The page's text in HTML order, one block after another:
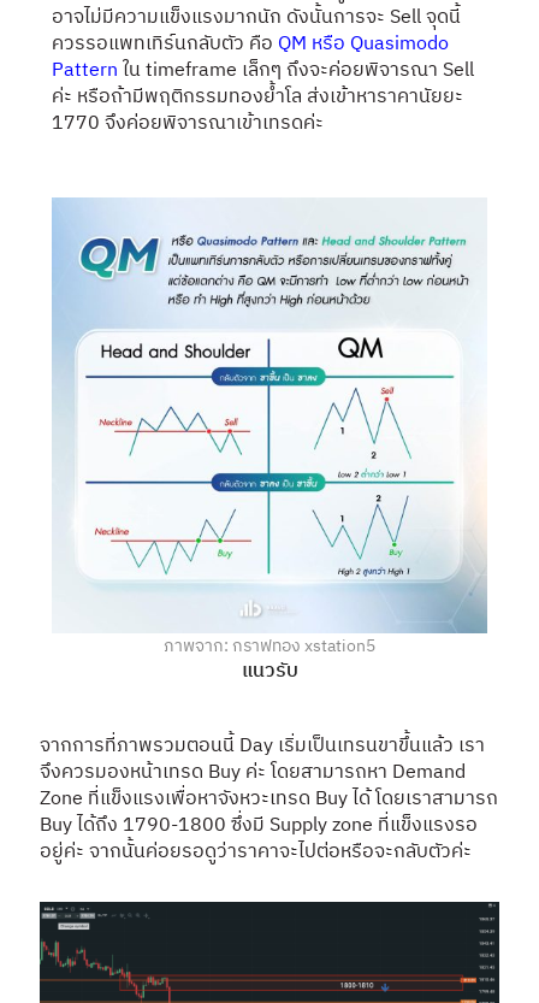
อาจไม่มีความแข็งแรงมากนัก ดังนั้นการจะ Sell จุดนี้
ควรรอแพทเทิร์นกลับตัว คือ QM หรือ Quasimodo
Patternใน timeframe เล็กๆ ถึงจะค่อยพิจารณา Sell
ค่ะ หรือถ้ามีพฤติกรรมทองย้ำโล ส่งเข้าหาราคานัยยะ
1770 จึงค่อยพิจารณาเข้าเทรดค่ะ
ภาพจาก: กราฟทอง xstation5
แนวรับ
จากการที่ภาพรวมตอนนี้ Day เริ่มเป็นเทรนขาขึ้นแล้ว เรา
จึงควรมองหน้าเทรด Buy ค่ะ โดยสามารถหา Demand
Zone ที่แข็งแรงเพื่อหาจังหวะเทรด Buy ได้ โดยเราสามารถ
Buy ได้ถึง 1790-1800 ซึ่งมี Supply zone ที่แข็งแรงรอ
อยู่ค่ะ จากนั้นค่อยรอดูว่าราคาจะไปต่อหรือจะกลับตัวค่ะ